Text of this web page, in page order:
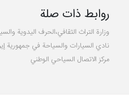
روابط ذات صلة
وزارة التراث الثقافي،الحرف اليدوية
نادي السيارات والسياحة في جمهورية
مركز الاتصال السياحي الوطني